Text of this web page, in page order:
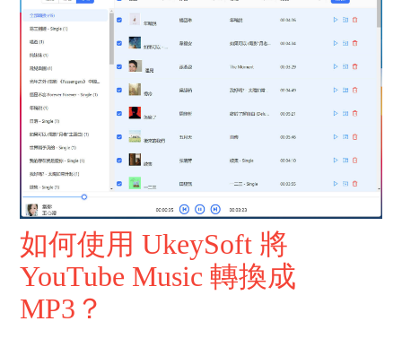
如何使用 UkeySoft 將
YouTube Music 轉換成
MP3？